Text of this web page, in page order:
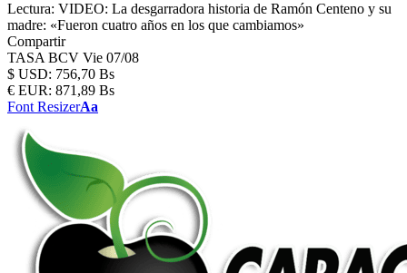
Lectura: VIDEO: La desgarradora historia de Ramón Centeno y su
madre: «Fueron cuatro años en los que cambiamos»
Compartir
TASA BCV Vie 07/08
$ USD: 756,70 Bs
€ EUR: 871,89 Bs
Font ResizerAa